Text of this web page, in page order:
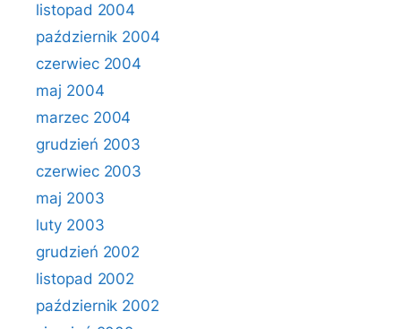
listopad 2004
październik 2004
czerwiec 2004
maj 2004
marzec 2004
grudzień 2003
czerwiec 2003
maj 2003
luty 2003
grudzień 2002
listopad 2002
październik 2002